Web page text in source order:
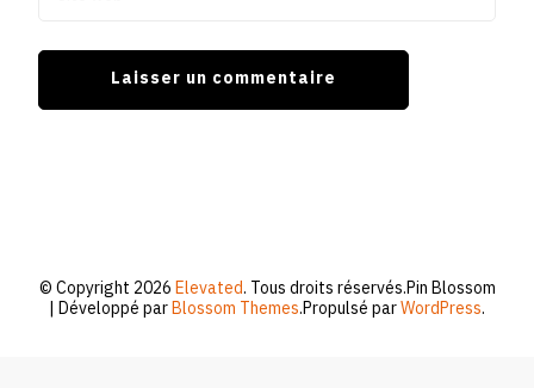
© Copyright 2026Elevated. Tous droits réservés.Pin Blossom
| Développé parBlossom Themes.Propulsé parWordPress.